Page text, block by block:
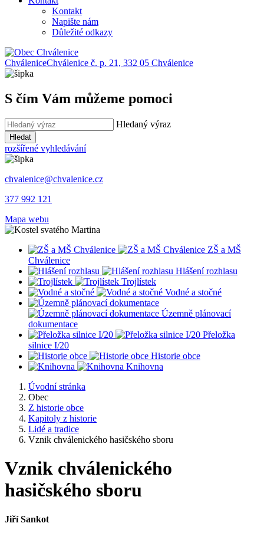
Kontakt
Napište nám
Důležité odkazy
ChváleniceChválenice č. p. 21, 332 05 Chválenice
S čím Vám můžeme pomoci
Hledaný výraz
Hledat
rozšířené vyhledávání
chvalenice@chvalenice.cz
377 992 121
Mapa webu
ZŠ a MŠ
Chválenice
Hlášení rozhlasu
Trojlístek
Vodné a stočné
Územně plánovací
dokumentace
Přeložka
silnice I/20
Historie obce
Knihovna
Úvodní stránka
Obec
Z historie obce
Kapitoly z historie
Lidé a tradice
Vznik chválenického hasičského sboru
Vznik chválenického
hasičského sboru
Jiří Sankot